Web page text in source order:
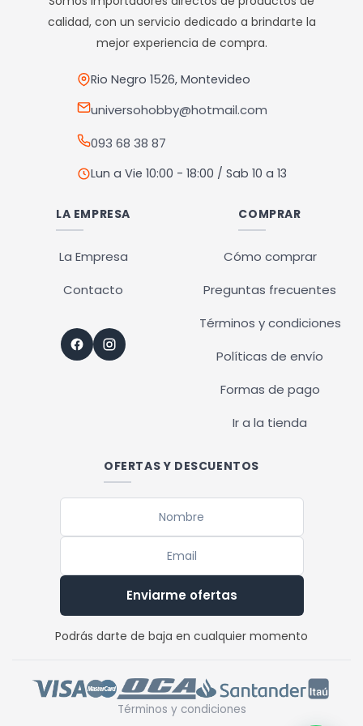
calidad, con un servicio dedicado a brindarte la
mejor experiencia de compra.
Rio Negro 1526, Montevideo
universohobby@hotmail.com
093 68 38 87
Lun a Vie 10:00 - 18:00 / Sab 10 a 13
LA EMPRESA
La Empresa
Contacto
COMPRAR
Cómo comprar
Preguntas frecuentes
Términos y condiciones
Políticas de envío
Formas de pago
Ir a la tienda
OFERTAS Y DESCUENTOS
Enviarme ofertas
Podrás darte de baja en cualquier momento
Términos y condiciones